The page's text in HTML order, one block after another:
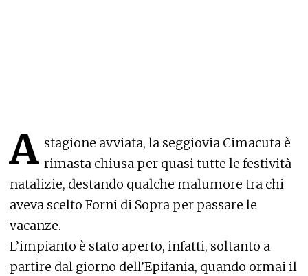
A stagione avviata, la seggiovia Cimacuta è
rimasta chiusa per quasi tutte le festività
natalizie, destando qualche malumore tra chi
aveva scelto Forni di Sopra per passare le
vacanze.
L’impianto è stato aperto, infatti, soltanto a
partire dal giorno dell’Epifania, quando ormai il